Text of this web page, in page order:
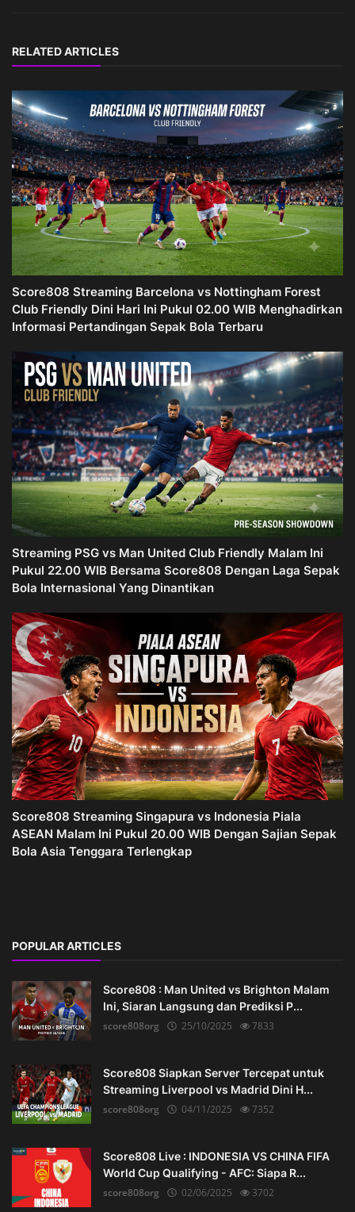
RELATED ARTICLES
Score808 Streaming Barcelona vs Nottingham Forest
Club Friendly Dini Hari Ini Pukul 02.00 WIB Menghadirkan
Informasi Pertandingan Sepak Bola Terbaru
Streaming PSG vs Man United Club Friendly Malam Ini
Pukul 22.00 WIB Bersama Score808 Dengan Laga Sepak
Bola Internasional Yang Dinantikan
Score808 Streaming Singapura vs Indonesia Piala
ASEAN Malam Ini Pukul 20.00 WIB Dengan Sajian Sepak
Bola Asia Tenggara Terlengkap
POPULAR ARTICLES
Score808 : Man United vs Brighton Malam
Ini, Siaran Langsung dan Prediksi P...
score808org
25/10/2025 7833
Score808 Siapkan Server Tercepat untuk
Streaming Liverpool vs Madrid Dini H...
score808org
04/11/2025 7352
Score808 Live : INDONESIA VS CHINA FIFA
World Cup Qualifying - AFC: Siapa R...
score808org
02/06/2025 3702